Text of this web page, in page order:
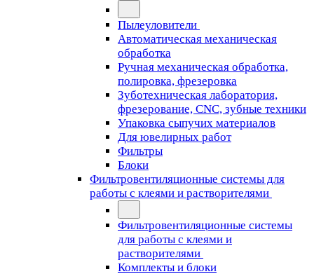
Пылеуловители
Автоматическая механическая
обработка
Ручная механическая обработка,
полировка, фрезеровка
Зуботехническая лаборатория,
фрезерование, CNC, зубные техники
Упаковка сыпучих материалов
Для ювелирных работ
Фильтры
Блоки
Фильтровентиляционные системы для
работы с клеями и растворителями
Фильтровентиляционные системы
для работы с клеями и
растворителями
Комплекты и блоки